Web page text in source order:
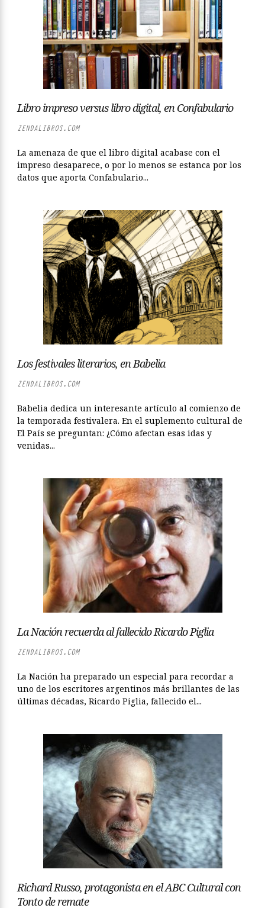
Libro impreso versus libro digital, en Confabulario
ZENDALIBROS.COM
La amenaza de que el libro digital acabase con el
impreso desaparece, o por lo menos se estanca por los
datos que aporta Confabulario...
Los festivales literarios, en Babelia
ZENDALIBROS.COM
Babelia dedica un interesante artículo al comienzo de
la temporada festivalera. En el suplemento cultural de
El País se preguntan: ¿Cómo afectan esas idas y
venidas...
La Nación recuerda al fallecido Ricardo Piglia
ZENDALIBROS.COM
La Nación ha preparado un especial para recordar a
uno de los escritores argentinos más brillantes de las
últimas décadas, Ricardo Piglia, fallecido el...
Richard Russo, protagonista en el ABC Cultural con
Tonto de remate